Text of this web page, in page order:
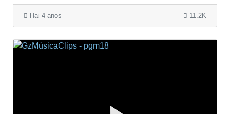
Hai 4 anos 11.2K